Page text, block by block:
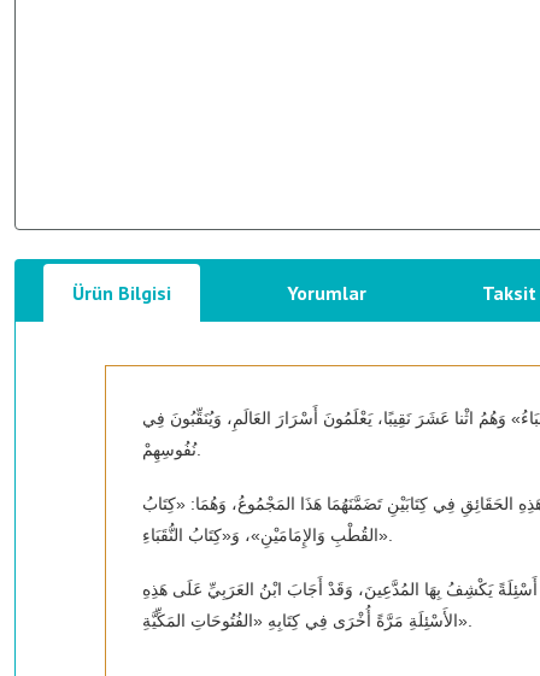
Ürün Bilgisi Yorumlar
وَهُمُ اثْنا عَشَرَ نَقِيبًا، يَعْلَمُونَ أَسْرَارَ العَالَمِ، وَيُنَقِّبُونَ فِي
نُفُوسِهِمْ.
الحَقَائِقِ فِي كِتَابَيْنِ تَضَمَّنَهُمَا هَذَا المَجْمُوعُ، وَهُمَا: «كِتَابُ
القُطْبِ وَالإِمَامَيْنِ»، وَ«كِتَابُ النُّقَبَاءِ».
أَسْئِلَةً يَكْشِفُ بِهَا المُدَّعِينَ، وَقَدْ أَجَابَ ابْنُ العَرَبِيِّ عَلَى هَذِهِ
الأَسْئِلَةِ مَرَّةً أُخْرَى فِي كِتَابِهِ «الفُتُوحَاتِ المَكِّيَّةِ».